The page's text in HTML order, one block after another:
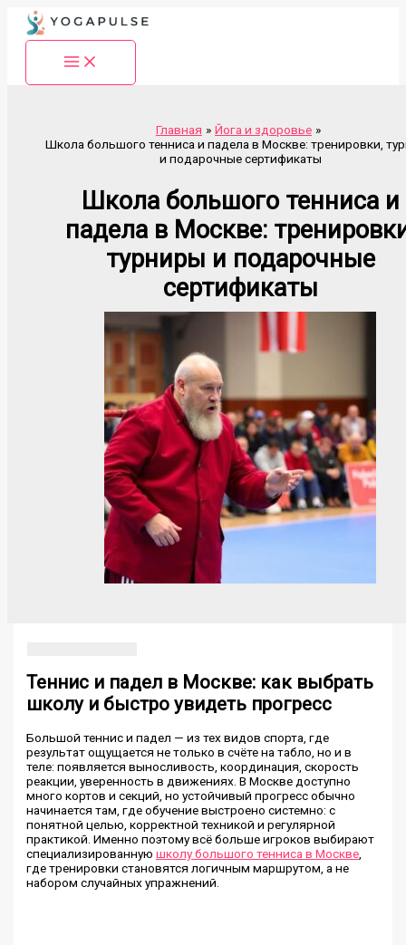
Перейти
содержимому
Главная
Йога и здоровье
Школа большого тенниса и падела в Москве: тренировки,
и подарочные сертификаты
Школа большого тенниса и
падела в Москве:
турниры и подарочные
сертификаты
Теннис и падел в Москве: как выбрать
школу и быстро увидеть прогресс
Большой теннис и падел — из тех видов спорта, где
результат ощущается не только в счёте на табло, но и в
теле: появляется выносливость, координация, скорость
реакции, уверенность в движениях. В Москве доступно
много кортов и секций, но устойчивый прогресс обычно
начинается там, где обучение выстроено системно: с
понятной целью, корректной техникой и регулярной
практикой. Именно поэтому всё больше игроков выбирают
специализированнуюшколу большого тенниса в Москве,
где тренировки становятся логичным маршрутом, а не
набором случайных упражнений.